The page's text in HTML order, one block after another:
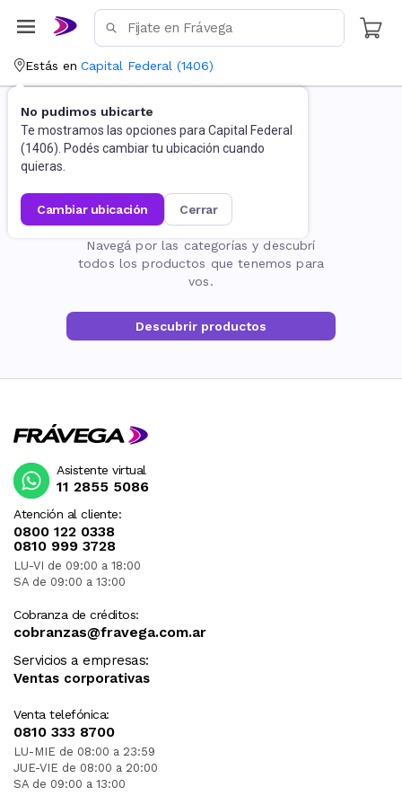
Estás en Capital Federal (1406)
No pudimos ubicarte
Te mostramos las opciones para Capital Federal
(1406). Podés cambiar tu ubicación cuando
quieras.
cambiar ubicación cerrar
La página no existe
Navegá por las categorías y descubrí
todos los productos que tenemos para
vos.
Descubrir productos
Atención al cliente:
0800 122 0338
0810 999 3728
LU-VI de 09:00 a 18:00
SA de 09:00 a 13:00
Cobranza de créditos:
cobranzas@fravega.com.ar
Servicios a empresas:
Ventas corporativas
Venta telefónica:
0810 333 8700
LU-MIE de 08:00 a 23:59
JUE-VIE de 08:00 a 20:00
SA de 09:00 a 13:00
Asistente virtual
11 2855 5086